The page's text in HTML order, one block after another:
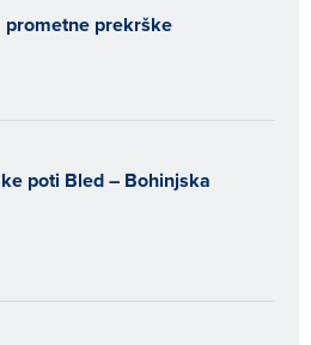
prekrške
poti Bled – Bohinjska